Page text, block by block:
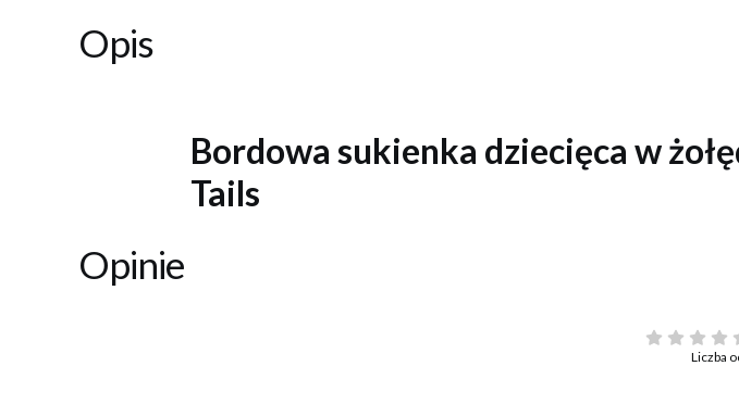
Opis
Bordowa sukienka dziecięca w
Tails
Opinie
Liczba